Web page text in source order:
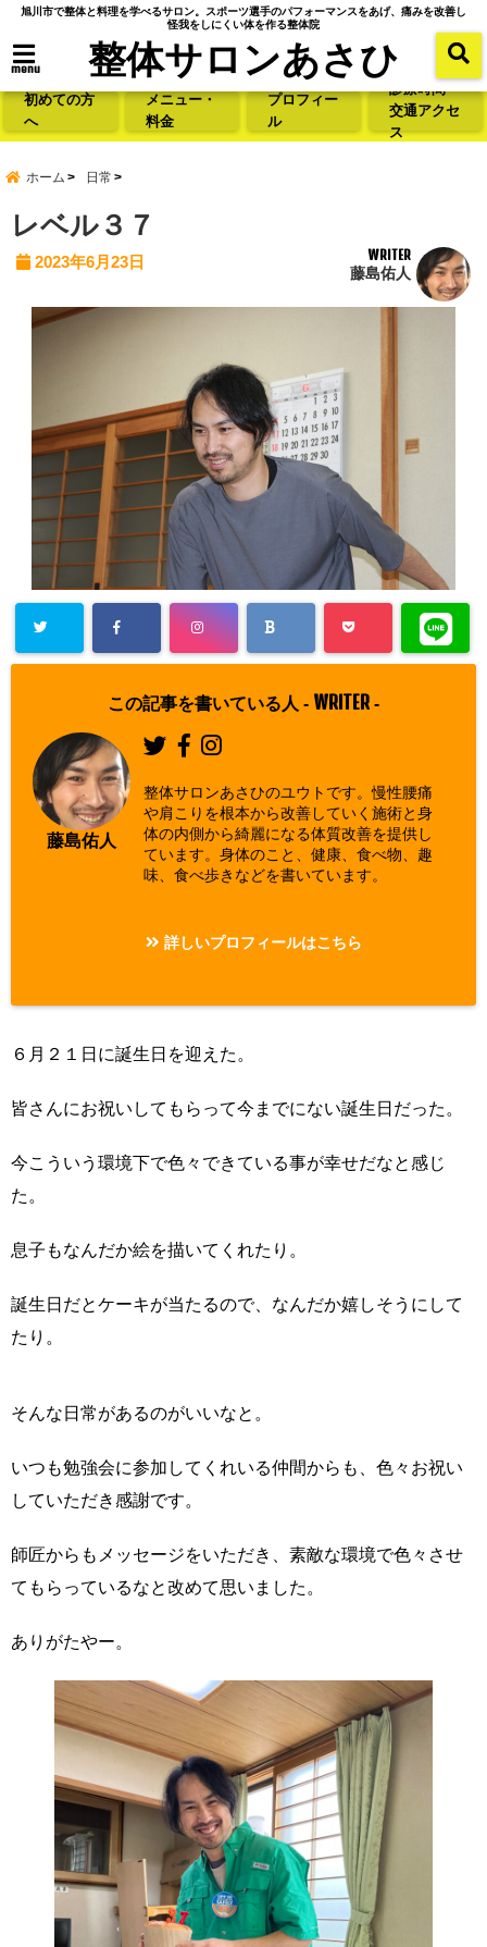
旭川市で整体と料理を学べるサロン。スポーツ選手のパフォーマンスをあげ、痛みを改善し
怪我をしにくい体を作る整体院
menu 整体サロンあさひ
初めての方
へ
メニュー・
料金
プロフィー
ル
診療時間・
交通アクセ
ス
ホーム 日常
レベル３７
2023年6月23日 WRITER
藤島佑人
Warning: Un
key "Twitter"
/home/asa
hi00/seitai-a
sahi.com/pu
この記事を書いている人 - WRITER -
藤島佑人
整体サロンあさひのユウトです。慢性腰痛
や肩こりを根本から改善していく施術と身
体の内側から綺麗になる体質改善を提供し
ています。身体のこと、健康、食べ物、趣
味、食べ歩きなどを書いています。
詳しいプロフィールはこちら
６月２１日に誕生日を迎えた。
皆さんにお祝いしてもらって今までにない誕生日だった。
今こういう環境下で色々できている事が幸せだなと感じ
た。
息子もなんだか絵を描いてくれたり。
誕生日だとケーキが当たるので、なんだか嬉しそうにして
たり。
そんな日常があるのがいいなと。
いつも勉強会に参加してくれいる仲間からも、色々お祝い
していただき感謝です。
師匠からもメッセージをいただき、素敵な環境で色々させ
てもらっているなと改めて思いました。
ありがたやー。